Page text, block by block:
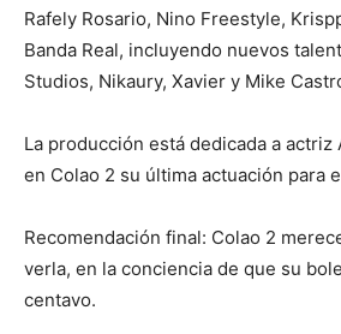
Rafely Rosario, Nino Freestyle,
Banda Real, incluyendo nuevos
Studios, Nikaury, Xavier y Mike
La producción está dedicada a actriz
en Colao 2 su última actuación para
Recomendación final: Colao 2
verla, en la conciencia de que su
centavo.